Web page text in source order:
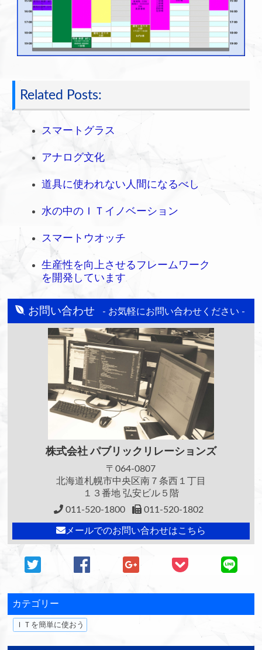
Related Posts:
スマートグラス
アナログ文化
道具に使われない人間になるべし
水の中のＩＴイノベーション
スマートウオッチ
生産性を向上させるフレームワーク
を開発しています
お問い合わせ - お気軽にお問い合わせください -
株式会社パブリックリレーションズ
〒064-0807
北海道札幌市中央区南７条西１丁目
１３番地 弘安ビル５階
011-520-1800
011-520-1802
メールでのお問い合わせはこちら
カテゴリー
ＩＴを簡単に使おう